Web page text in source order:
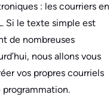
: les courriers en
Si le texte simple est
de nombreuses
nous allons vous
vos propres courriels
programmation.